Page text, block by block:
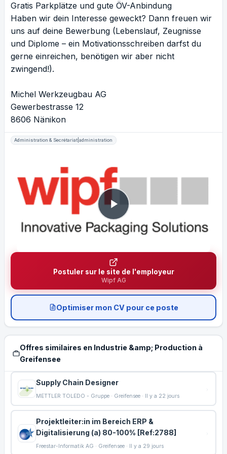
Gratis Parkplätze und gute ÖV-Anbindung
Haben wir dein Interesse geweckt? Dann freuen wir
uns auf deine Bewerbung (Lebenslauf, Zeugnisse
und Diplome – ein Motivationsschreiben darfst du
gerne einreichen, benötigen wir aber nicht
zwingend!).
Michel Werkzeugbau AG
Gewerbestrasse 12
8606 Nänikon
Administration & Secrétariat|administration
Postuler sur le site de l'employeur
Wipf AG
Optimiser mon CV pour ce poste
Offres similaires en Industrie &amp; Production à
Greifensee
Supply Chain Designer
METTLER TOLEDO - Gruppe · Greifensee · Il y a 22 jours
Projektleiter:in im Bereich ERP &
Digitalisierung (a) 80-100% [Ref:2788]
Freestar-Informatik AG · Greifensee · Il y a 29 jours